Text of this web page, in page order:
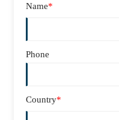
Name*
Phone
Country*